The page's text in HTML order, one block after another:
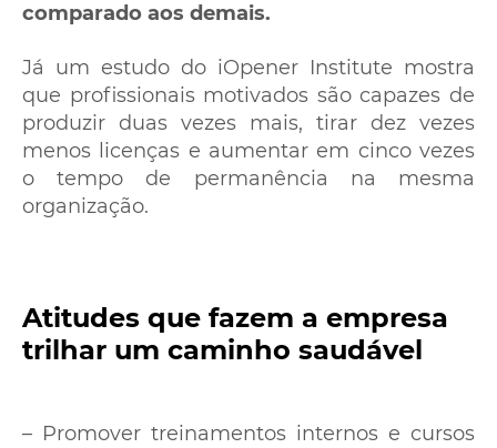
comparado aos demais.
Já um estudo do iOpener Institute mostra
que profissionais motivados são capazes de
produzir duas vezes mais, tirar dez vezes
menos licenças e aumentar em cinco vezes
o tempo de permanência na mesma
organização.
Atitudes que fazem a empresa
trilhar um caminho saudável
– Promover treinamentos internos e cursos